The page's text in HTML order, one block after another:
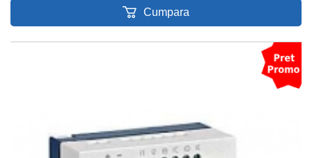
Cumpara